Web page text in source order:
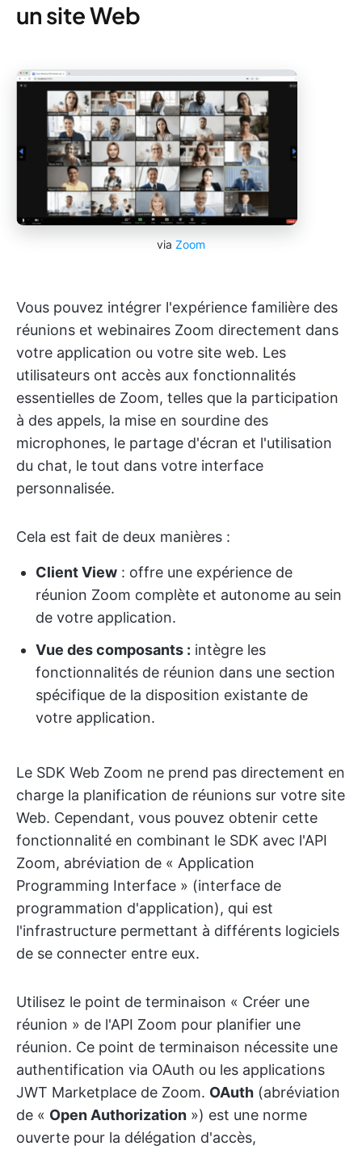
un site Web
via Zoom
Vous pouvez intégrer l'expérience familière des
réunions et webinaires Zoom directement dans
votre application ou votre site web. Les
utilisateurs ont accès aux fonctionnalités
essentielles de Zoom, telles que la participation
à des appels, la mise en sourdine des
microphones, le partage d'écran et l'utilisation
du chat, le tout dans votre interface
personnalisée.
Cela est fait de deux manières :
Client View : offre une expérience de
réunion Zoom complète et autonome au sein
de votre application.
Vue des composants : intègre les
fonctionnalités de réunion dans une section
spécifique de la disposition existante de
votre application.
Le SDK Web Zoom ne prend pas directement en
charge la planification de réunions sur votre site
Web. Cependant, vous pouvez obtenir cette
fonctionnalité en combinant le SDK avec l'API
Zoom, abréviation de « Application
Programming Interface » (interface de
programmation d'application), qui est
l'infrastructure permettant à différents logiciels
de se connecter entre eux.
Utilisez le point de terminaison « Créer une
réunion » de l'API Zoom pour planifier une
réunion. Ce point de terminaison nécessite une
authentification via OAuth ou les applications
JWT Marketplace de Zoom. OAuth (abréviation
de « Open Authorization ») est une norme
ouverte pour la délégation d'accès,